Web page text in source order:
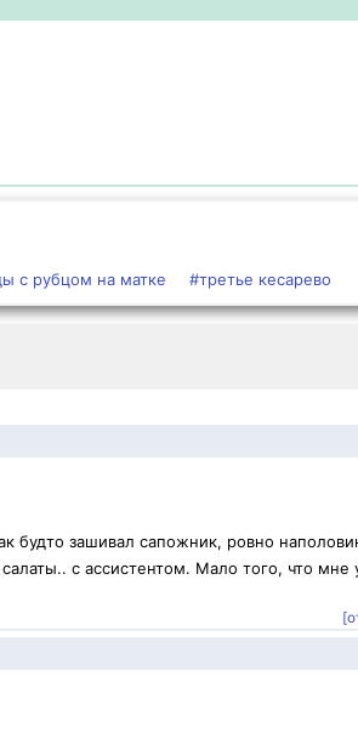
с рубцом на матке #третье кесарево
будто зашивал сапожник, ровно
с ассистентом. Мало того, что мне